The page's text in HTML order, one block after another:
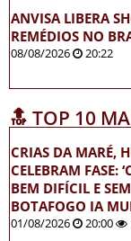
ANVISA LIBERA
REMÉDIOS NO
08/08/2026 20:22
🔝 TOP 10
CRIAS DA MARÉ,
CELEBRAM FASE:
BEM DIFÍCIL E
BOTAFOGO IA
01/08/2026 20:00